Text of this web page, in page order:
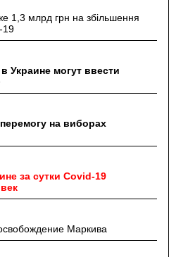
1,3 млрд грн на збільшення
19
Украине могут ввести
на виборах
за сутки Covid-19
Маркива